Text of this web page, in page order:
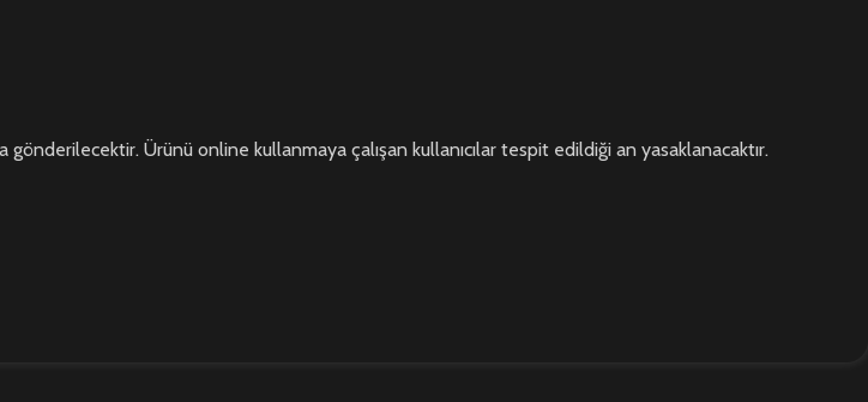
gönderilecektir. Ürünü online kullanmaya çalışan kullanıcılar tespit edildiği an yasaklanacaktır.